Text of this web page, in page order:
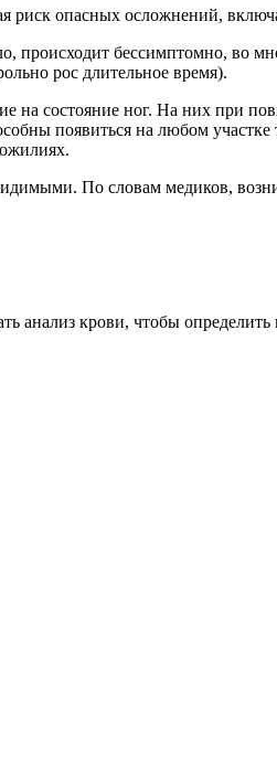
риск опасных осложнений,
бессимптомно, во
рос длительное время).
состояние ног. На них при
появиться на любом
По словам медиков,
анализ крови, чтобы